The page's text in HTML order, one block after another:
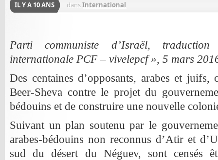
IL Y A 10 ANS dansInternational
Parti communiste d’Israël,
internationale PCF – vivelepcf », 5 mars
Des centaines d’opposants, arabes et
Beer-Sheva contre le projet du
bédouins et de construire une nouvelle
Suivant un plan soutenu par le
arabes-bédouins non reconnus d’Atir et
sud du désert du Néguev, sont censés